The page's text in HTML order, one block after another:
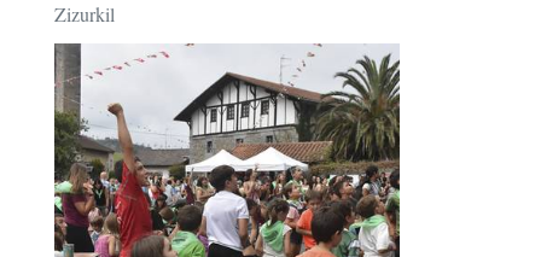
Zizurkil